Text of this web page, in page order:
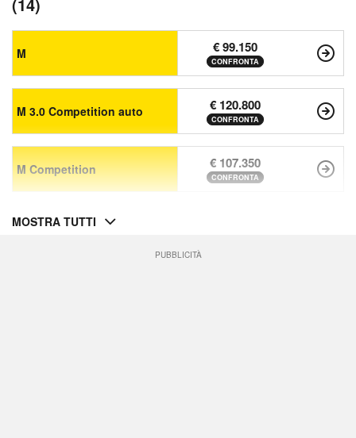
(14)
M € 99.150
CONFRONTA
M 3.0 Competition auto € 120.800
CONFRONTA
M Competition € 107.350
CONFRONTA
MOSTRA TUTTI
PUBBLICITÀ